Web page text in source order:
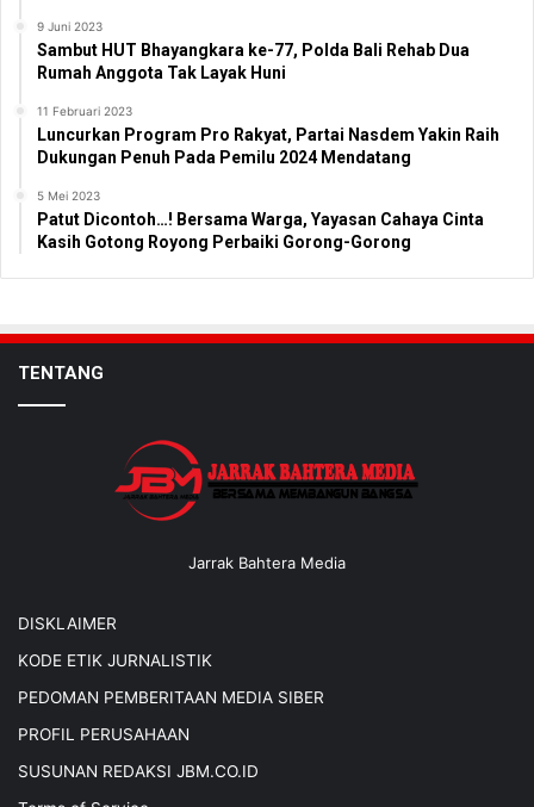
9 Juni 2023
Sambut HUT Bhayangkara ke-77, Polda Bali Rehab Dua
Rumah Anggota Tak Layak Huni
11 Februari 2023
Luncurkan Program Pro Rakyat, Partai Nasdem Yakin Raih
Dukungan Penuh Pada Pemilu 2024 Mendatang
5 Mei 2023
Patut Dicontoh…! Bersama Warga, Yayasan Cahaya Cinta
Kasih Gotong Royong Perbaiki Gorong-Gorong
TENTANG
Jarrak Bahtera Media
DISKLAIMER
KODE ETIK JURNALISTIK
PEDOMAN PEMBERITAAN MEDIA SIBER
PROFIL PERUSAHAAN
SUSUNAN REDAKSI JBM.CO.ID